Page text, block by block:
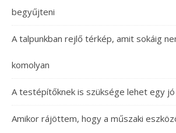
begyűjteni
A talpunkban rejlő térkép, amit sokáig
komolyan
A testépítőknek is szüksége lehet egy
Amikor rájöttem, hogy a műszaki